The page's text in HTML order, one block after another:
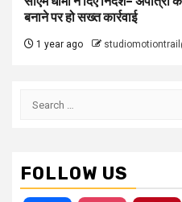
बनाने पर हो सख्त कार्रवाई
1 year ago
Search
FOLLOW US